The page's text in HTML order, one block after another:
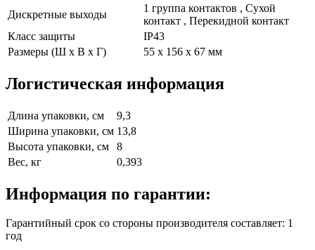
Дискретные выходы
1 группа контактов , Сухой
контакт , Перекидной контакт
Класс защиты
IP43
Размеры (Ш х В х Г)
55 x 156 x 67 мм
Логистическая информация
Длина упаковки, см
9,3
Ширина упаковки, см 13,8
Высота упаковки, см
8
Вес, кг
0,393
Информация по гарантии:
Гарантийный срок со стороны производителя составляет: 1
год